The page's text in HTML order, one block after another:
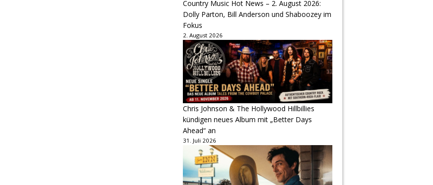
Country Music Hot News – 2. August 2026:
Dolly Parton, Bill Anderson und Shaboozey im
Fokus
2. August 2026
Chris Johnson & The Hollywood Hillbillies
kündigen neues Album mit „Better Days
Ahead“ an
31. Juli 2026